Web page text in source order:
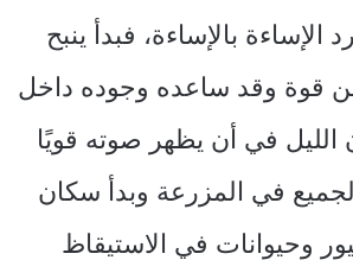
بالإساءة، فبدأ ينبح
قوة وقد ساعده وجوده داخل
الليل في أن يظهر صوته قويًا
في المزرعة وبدأ سكان
وحيوانات في الاستيقاظ